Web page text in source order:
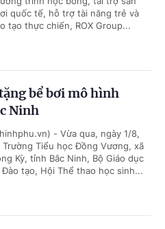
quốc tế, hỗ trợ tài năng trẻ và
tạo thực chiến, ROX Group...
bể bơi mô hình
Ninh
- Vừa qua, ngày 1/8,
Trường Tiểu học Đồng Vương, xã
Kỳ, tỉnh Bắc Ninh, Bộ Giáo dục
Đào tạo, Hội Thể thao học sinh...